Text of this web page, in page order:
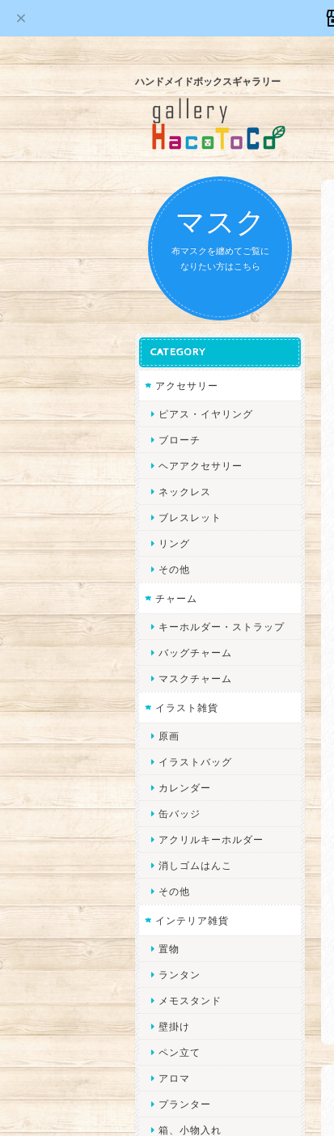
ハンドメイドボックスギャラリー
マスク
布マスクを纏めてご覧に
なりたい方はこちら
CATEGORY
アクセサリー
ピアス・イヤリング
ブローチ
ヘアアクセサリー
ネックレス
ブレスレット
リング
その他
チャーム
キーホルダー・ストラップ
バッグチャーム
マスクチャーム
イラスト雑貨
原画
イラストバッグ
カレンダー
缶バッジ
アクリルキーホルダー
消しゴムはんこ
その他
インテリア雑貨
置物
ランタン
メモスタンド
壁掛け
ペン立て
アロマ
プランター
箱、小物入れ